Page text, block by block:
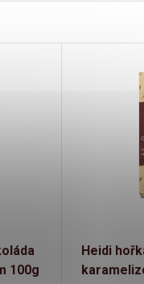
100g
Heidi